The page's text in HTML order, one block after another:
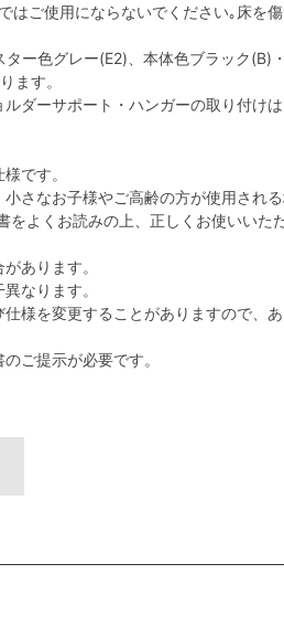
はご使用にならないでください｡床を
ー色グレー(E2)、本体色ブラック(B)
ます。
ダーサポート・ハンガーの取り付けは
です。
さなお子様やご高齢の方が使用され
をよくお読みの上、正しくお使いいた
あります。
なります。
様を変更することがありますので、
ご提示が必要です。